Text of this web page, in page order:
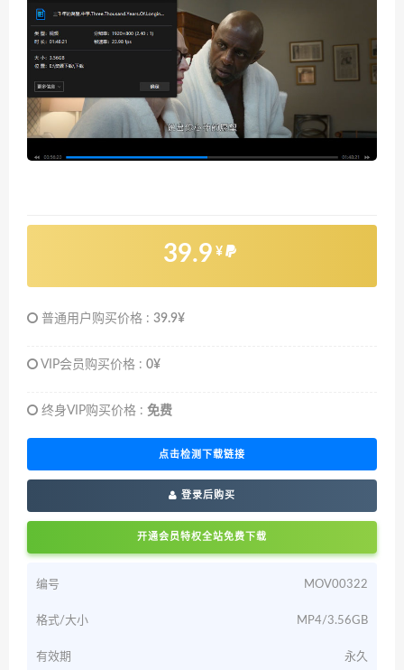
39.9 ¥
普通用户购买价格 : 39.9¥
VIP会员购买价格 : 0¥
终身VIP购买价格 : 免费
点击检测下载链接
登录后购买
开通会员特权全站免费下载
编号 MOV00322
格式/大小 MP4/3.56GB
有效期 永久